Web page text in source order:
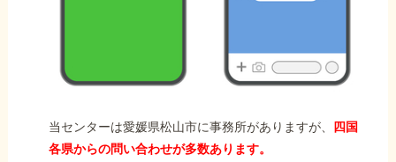
当センターは愛媛県松山市に事務所がありますが、
四国
各県からの問い合わせが多数あります。